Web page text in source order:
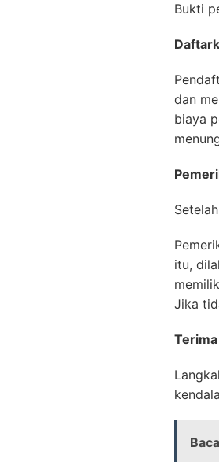
Bukti
dan
biaya
itu,
Jika
Terima